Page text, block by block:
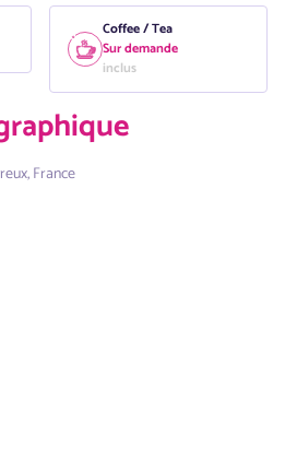
Coffee / Tea
Sur demande
inclus
France